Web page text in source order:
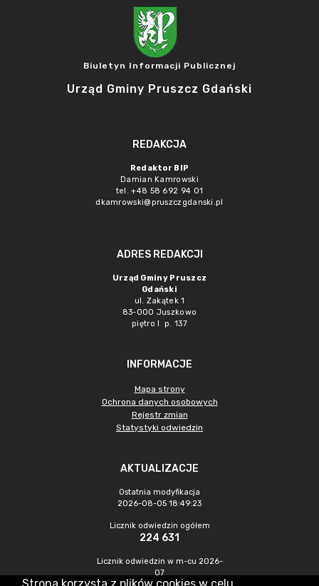
Biuletyn Informacji Publicznej
Urząd Gminy Pruszcz Gdański
REDAKCJA
Redaktor BIP
Damian Kamrowski
tel. +48 58 692 94 01
dkamrowski@pruszczgdanski.pl
ADRES REDAKCJI
Urząd Gminy Pruszcz
Gdański
ul. Zakątek 1
83-000 Juszkowo
piętro I p. 137
INFORMACJE
Mapa strony
Ochrona danych osobowych
Rejestr zmian
Statystyki odwiedzin
AKTUALIZACJE
Ostatnia modyfikacja
2026-08-05 18:49:23
Licznik odwiedzin ogółem
224 631
Licznik odwiedzin w m-cu 2026-
07